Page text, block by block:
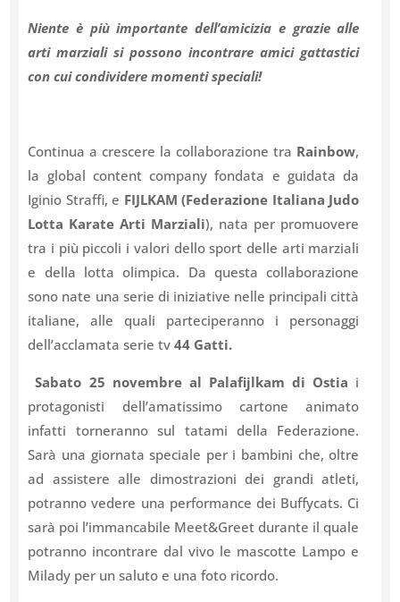
Niente è più importante dell’amicizia e grazie alle
arti marzialisi possono incontrare amici gattastici
con cui condividere momenti speciali!
Continua a crescere la collaborazione tra Rainbow,
la global content company fondata e guidata da
Iginio Straffi, e FIJLKAM (Federazione Italiana Judo
Lotta Karate Arti Marziali), nata per promuovere
tra i più piccoli i valori dello sport delle arti marziali
e della lotta olimpica. Da questa collaborazione
sono nate una serie di iniziative nelle principali città
italiane, alle quali parteciperanno i personaggi
dell’acclamata serie tv44 Gatti.
Sabato 25 novembre al Palafijlkam di Ostia i
protagonisti dell’amatissimo cartone animato
infatti torneranno sul tatami della Federazione.
Sarà una giornata speciale per i bambini che, oltre
ad assistere alle dimostrazioni dei grandi atleti,
potranno vedere una performance dei Buffycats. Ci
sarà poi l’immancabile Meet&Greet durante il quale
potranno incontrare dal vivo le mascotte Lampo e
Milady per un saluto e una foto ricordo.